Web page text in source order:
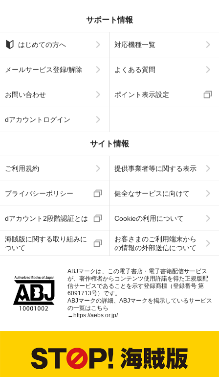
サポート情報
はじめての方へ 対応機種一覧
メールサービス登録/解除 よくある質問
お問い合わせ ポイント表示設定
dアカウントログイン
サイト情報
ご利用規約 提供事業者等に関する表示
プライバシーポリシー 健全なサービスに向けて
dアカウント2段階認証とは Cookieの利用について
海賊版に関する取り組みに
ついて
お客さまのご利用端末から
の情報の外部送信について
ABJマークは、この電子書店・電子書籍配信サービス
が、著作権者からコンテンツ使用許諾を得た正規版配
信サービスであることを示す登録商標（登録番号 第
6091713号）です。
ABJマークの詳細、ABJマークを掲示しているサービス
の一覧はこちら
→https://aebs.or.jp/